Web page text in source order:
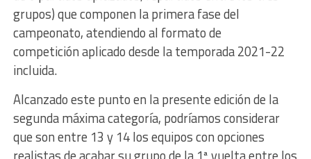
grupos) que componen la primera fase del
campeonato, atendiendo al formato de
competición aplicado desde la temporada 2021-22
incluida.
Alcanzado este punto en la presente edición de la
segunda máxima categoría, podríamos considerar
que son entre 13 y 14 los equipos con opciones